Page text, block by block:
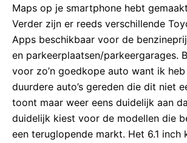
Maps op je smartphone hebt
Verder zijn er reeds verschillende
Apps beschikbaar voor de
en parkeerplaatsen/parkeergarages.
voor zo’n goedkope auto want ik
duurdere auto’s gereden die dit niet
toont maar weer eens duidelijk aan
duidelijk kiest voor de modellen die
een teruglopende markt. Het 6.1 inch